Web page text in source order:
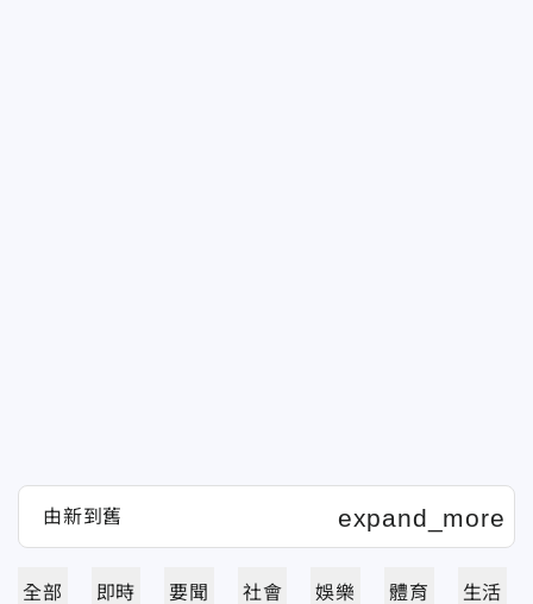
全部 即時 要聞 社會 娛樂 體育 生活